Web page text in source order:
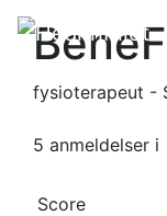
fysioterapeut -
5 anmeldelser i
Score